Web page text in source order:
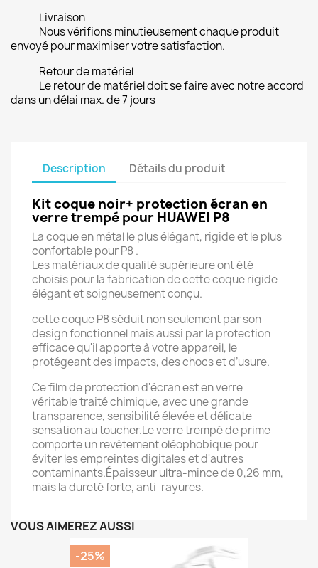
Livraison
Nous vérifions minutieusement chaque produit
envoyé pour maximiser votre satisfaction.
Retour de matériel
Le retour de matériel doit se faire avec notre accord
dans un délai max. de 7 jours
Description Détails du produit
Kit coque noir+ protection écran en
verre trempé pour HUAWEI P8
La coque en métal le plus élégant, rigide et le plus
confortable pour P8 .
Les matériaux de qualité supérieure ont été
choisis pour la fabrication de cette coque rigide
élégant et soigneusement conçu.
cette coque P8 séduit non seulement par son
design fonctionnel mais aussi par la protection
efficace qu'il apporte à votre appareil, le
protégeant des impacts, des chocs et d’usure.
Ce film de protection d'écran est en verre
véritable traité chimique, avec une grande
transparence, sensibilité élevée et délicate
sensation au toucher.Le verre trempé de prime
comporte un revêtement oléophobique pour
éviter les empreintes digitales et d'autres
contaminants.Épaisseur ultra-mince de 0,26 mm,
mais la dureté forte, anti-rayures.
VOUS AIMEREZ AUSSI
-25%